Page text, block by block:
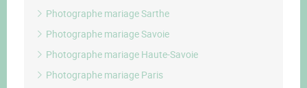
Photographe mariage Sarthe
Photographe mariage Savoie
Photographe mariage Haute-Savoie
Photographe mariage Paris